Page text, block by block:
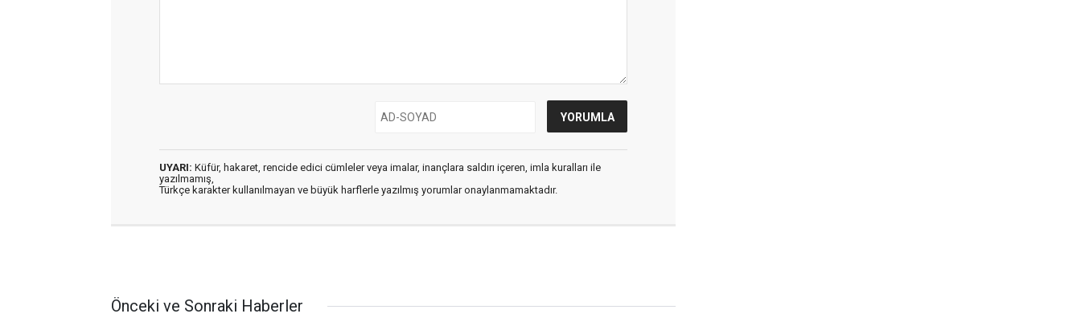
UYARI: Küfür, hakaret, rencide edici cümleler veya imalar, inançlara saldırı içeren, imla kuralları ile
yazılmamış,
Türkçe karakter kullanılmayan ve büyük harflerle yazılmış yorumlar onaylanmamaktadır.
Önceki ve Sonraki Haberler